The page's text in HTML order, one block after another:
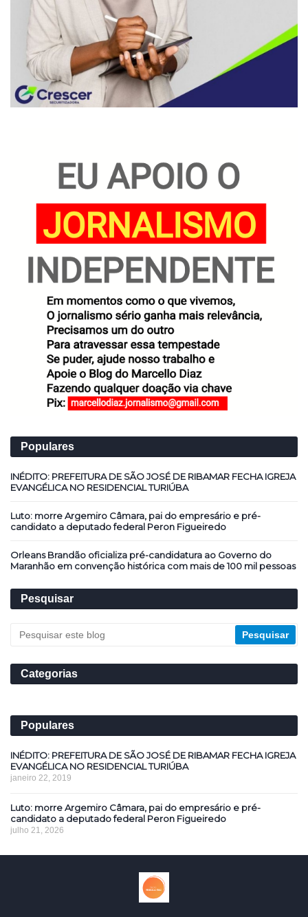
Populares
INÉDITO: PREFEITURA DE SÃO JOSÉ DE RIBAMAR FECHA IGREJA
EVANGÉLICA NO RESIDENCIAL TURIÚBA
Luto: morre Argemiro Câmara, pai do empresário e pré-
candidato a deputado federal Peron Figueiredo
Orleans Brandão oficializa pré-candidatura ao Governo do
Maranhão em convenção histórica com mais de 100 mil pessoas
Pesquisar
Categorias
Populares
INÉDITO: PREFEITURA DE SÃO JOSÉ DE RIBAMAR FECHA IGREJA
EVANGÉLICA NO RESIDENCIAL TURIÚBA
janeiro 22, 2019
Luto: morre Argemiro Câmara, pai do empresário e pré-
candidato a deputado federal Peron Figueiredo
julho 21, 2026